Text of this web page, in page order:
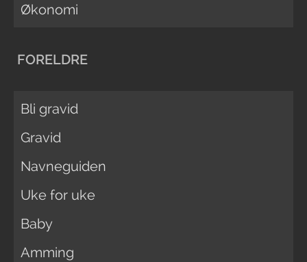
Økonomi
FORELDRE
Bli gravid
Gravid
Navneguiden
Uke for uke
Baby
Amming